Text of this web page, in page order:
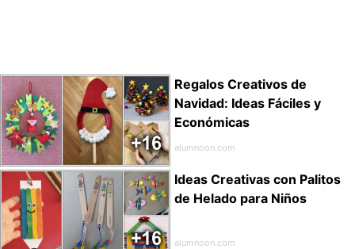
Regalos Creativos de
Navidad: Ideas Fáciles y
Económicas
alumnoon.com
Ideas Creativas con Palitos
de Helado para Niños
alumnoon.com